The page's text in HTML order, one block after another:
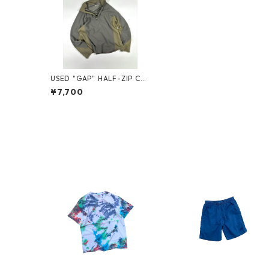
USED "GAP" HALF-ZIP CU
T SEW
¥7,700